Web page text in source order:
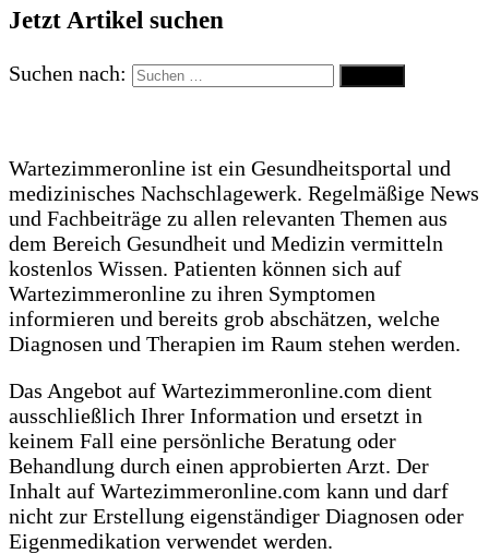
Jetzt Artikel suchen
Suchen nach:
Wartezimmeronline ist ein Gesundheitsportal und
medizinisches Nachschlagewerk. Regelmäßige News
und Fachbeiträge zu allen relevanten Themen aus
dem Bereich Gesundheit und Medizin vermitteln
kostenlos Wissen. Patienten können sich auf
Wartezimmeronline zu ihren Symptomen
informieren und bereits grob abschätzen, welche
Diagnosen und Therapien im Raum stehen werden.
Das Angebot auf Wartezimmeronline.com dient
ausschließlich Ihrer Information und ersetzt in
keinem Fall eine persönliche Beratung oder
Behandlung durch einen approbierten Arzt. Der
Inhalt auf Wartezimmeronline.com kann und darf
nicht zur Erstellung eigenständiger Diagnosen oder
Eigenmedikation verwendet werden.